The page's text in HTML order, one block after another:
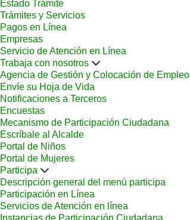
Estado Trámite
Trámites y Servicios
Pagos en Línea
Empresas
Servicio de Atención en Línea
Trabaja con nosotros
Agencia de Gestión y Colocación de Empleo
Envíe su Hoja de Vida
Notificaciones a Terceros
Encuestas
Mecanismo de Participación Ciudadana
Escríbale al Alcalde
Portal de Niños
Portal de Mujeres
Participa
Descripción general del menú participa
Participación en Línea
Servicios de Atención en línea
Instancias de Participación Ciudadana